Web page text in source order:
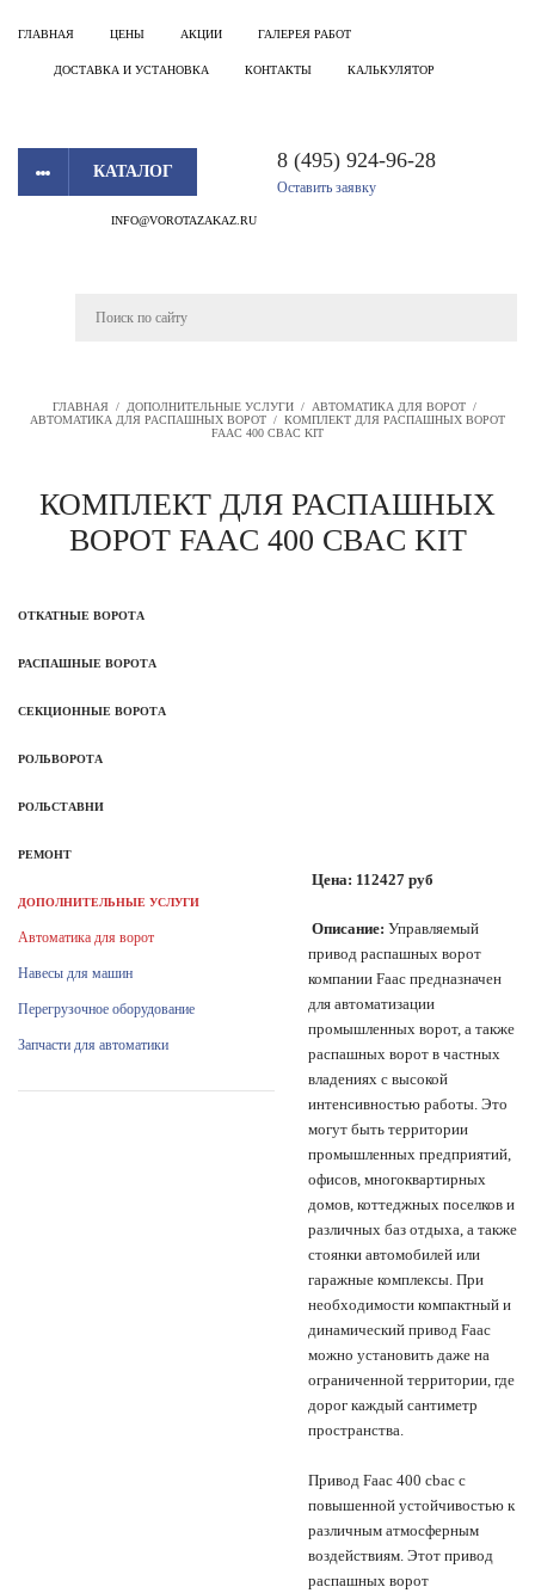
ГЛАВНАЯ ЦЕНЫ АКЦИИ ГАЛЕРЕЯ РАБОТ
ДОСТАВКА И УСТАНОВКА КОНТАКТЫ КАЛЬКУЛЯТОР
КАТАЛОГ 8 (495) 924-96-28
Оставить заявку
INFO@VOROTAZAKAZ.RU
ГЛАВНАЯ / ДОПОЛНИТЕЛЬНЫЕ УСЛУГИ / АВТОМАТИКА ДЛЯ ВОРОТ /
АВТОМАТИКА ДЛЯ РАСПАШНЫХ ВОРОТ / КОМПЛЕКТ ДЛЯ РАСПАШНЫХ ВОРОТ
FAAC 400 CBAC KIT
КОМПЛЕКТ ДЛЯ РАСПАШНЫХ
ВОРОТ FAAC 400 CBAC KIT
ОТКАТНЫЕ ВОРОТА
РАСПАШНЫЕ ВОРОТА
СЕКЦИОННЫЕ ВОРОТА
РОЛЬВОРОТА
РОЛЬСТАВНИ
РЕМОНТ
ДОПОЛНИТЕЛЬНЫЕ УСЛУГИ
Автоматика для ворот
Навесы для машин
Перегрузочное оборудование
Запчасти для автоматики
Цена: 112427 руб
Описание: Управляемый
привод распашных ворот
компании Faac предназначен
для автоматизации
промышленных ворот, а также
распашных ворот в частных
владениях с высокой
интенсивностью работы. Это
могут быть территории
промышленных предприятий,
офисов, многоквартирных
домов, коттеджных поселков и
различных баз отдыха, а также
стоянки автомобилей или
гаражные комплексы. При
необходимости компактный и
динамический привод Faac
можно установить даже на
ограниченной территории, где
дорог каждый сантиметр
пространства.
Привод Faac 400 cbac с
повышенной устойчивостью к
различным атмосферным
воздействиям. Этот привод
распашных ворот